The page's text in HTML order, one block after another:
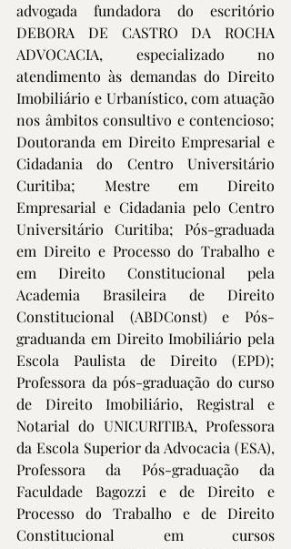
advogada fundadora do escritório
DEBORA DE CASTRO DA ROCHA
ADVOCACIA, especializado no
atendimento às demandas do Direito
Imobiliário e Urbanístico, com atuação
nos âmbitos consultivo e contencioso;
Doutoranda em Direito Empresarial e
Cidadania do Centro Universitário
Curitiba; Mestre em Direito
Empresarial e Cidadania pelo Centro
Universitário Curitiba; Pós-graduada
em Direito e Processo do Trabalho e
em Direito Constitucional pela
Academia Brasileira de Direito
Constitucional (ABDConst) e Pós-
graduanda em Direito Imobiliário pela
Escola Paulista de Direito (EPD);
Professora da pós-graduação do curso
de Direito Imobiliário, Registral e
Notarial do UNICURITIBA, Professora
da Escola Superior da Advocacia (ESA),
Professora da Pós-graduação da
Faculdade Bagozzi e de Direito e
Processo do Trabalho e de Direito
Constitucional em cursos